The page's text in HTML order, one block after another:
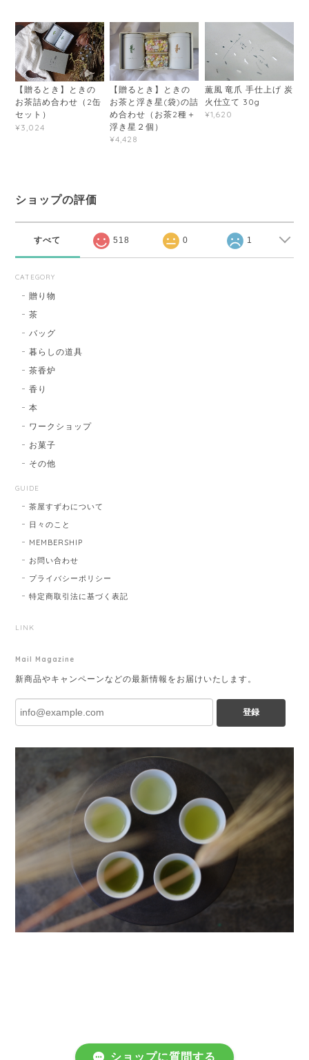
【贈るとき】ときの
お茶詰め合わせ（2缶
セット）
¥3,024
【贈るとき】ときの
お茶と浮き星(袋)の詰
め合わせ（お茶2種＋
浮き星２個）
¥4,428
薫風 竜爪 手仕上げ 炭
火仕立て 30g
¥1,620
ショップの評価
すべて 518 0 1
CATEGORY
贈り物
茶
バッグ
暮らしの道具
茶香炉
香り
本
ワークショップ
お菓子
その他
GUIDE
茶屋すずわについて
日々のこと
MEMBERSHIP
お問い合わせ
プライバシーポリシー
特定商取引法に基づく表記
LINK
Mail Magazine
新商品やキャンペーンなどの最新情報をお届けいたします。
登録
ショップに質問する